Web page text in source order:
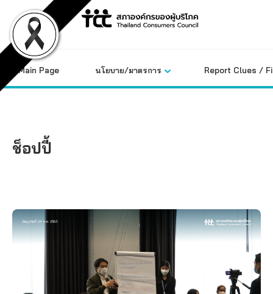
content
Main Page นโยบาย/มาตรการ Report Clues /
ช็อปปี้